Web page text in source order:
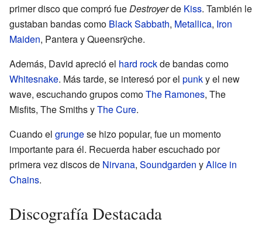
primer disco que compró fueDestroyerde Kiss. También le
gustaban bandas como Black Sabbath, Metallica, Iron
Maiden, Pantera y Queensrÿche.
Además, David apreció el hard rockde bandas como
Whitesnake. Más tarde, se interesó por el punky el new
wave, escuchando grupos comoThe Ramones, The
Misfits, The Smiths yThe Cure.
Cuando el grungese hizo popular, fue un momento
importante para él. Recuerda haber escuchado por
primera vez discos de Nirvana, Soundgarden yAlice in
Chains.
Discografía Destacada